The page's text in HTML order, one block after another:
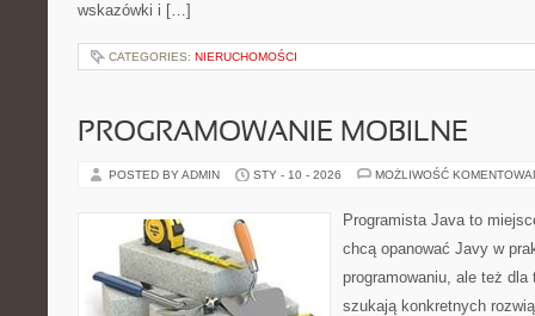
wskazówki i […]
CATEGORIES: NIERUCHOMOŚCI
PROGRAMOWANIE MOBILNE
POSTED BY ADMIN STY - 10 - 2026 MOŻLIWOŚĆ
Programista Java to
chcą opanować Javy w
programowaniu, ale też
szukają konkretnych